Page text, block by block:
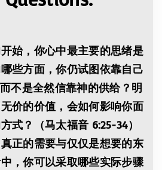
始，你心中最主要的思绪是
些方面，你仍试图依靠自己
不是全然信靠神的供给？明
价的价值，会如何影响你面
式？（马太福音 6:25-34）
正的需要与仅仅是想要的东
，你可以采取哪些实际步骤